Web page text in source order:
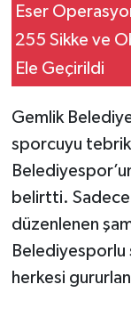
Gemlik
sporcuyu
belirtti. Sadece
düzenlenen
Belediyesporlu
herkesi